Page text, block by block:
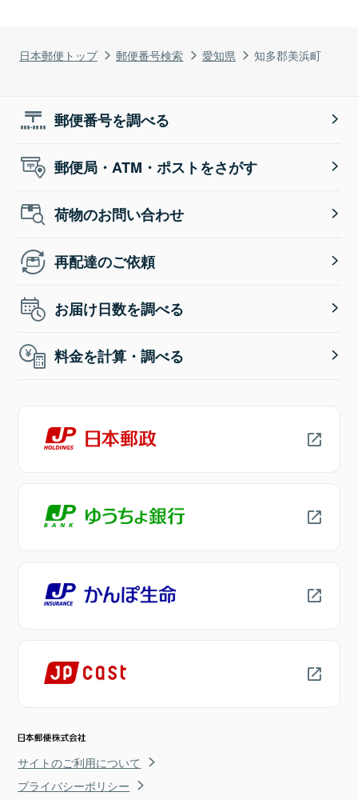
日本郵便トップ 郵便番号検索 愛知県 知多郡美浜町
郵便番号を調べる
郵便局・ATM・ポストをさがす
荷物のお問い合わせ
再配達のご依頼
お届け日数を調べる
料金を計算・調べる
サイトのご利用について
プライバシーポリシー